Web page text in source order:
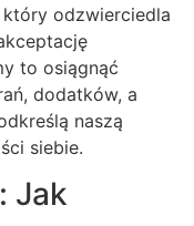
odzwierciedla
to osiągnąć
dodatków, a
naszą
siebie.
Jak